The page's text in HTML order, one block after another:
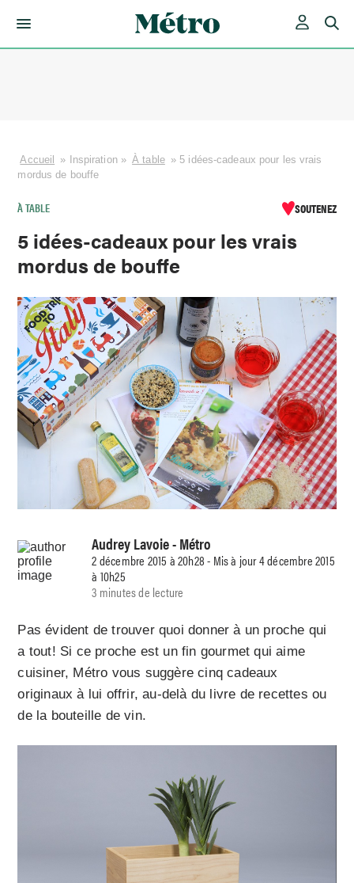
Accueil » Inspiration» À table » 5 idées-cadeaux pour les vrais
mordus de bouffe
À TABLE SOUTENEZ
5 idées-cadeaux pour les vrais
mordus de bouffe
Audrey Lavoie- Métro
2 décembre 2015 à 20h28 - Mis à jour 4 décembre 2015
à 10h25
3 minutes de lecture
Pas évident de trouver quoi donner à un proche qui
a tout! Si ce proche est un fin gourmet qui aime
cuisiner, Métro vous suggère cinq cadeaux
originaux à lui offrir, au-delà du livre de recettes ou
de la bouteille de vin.